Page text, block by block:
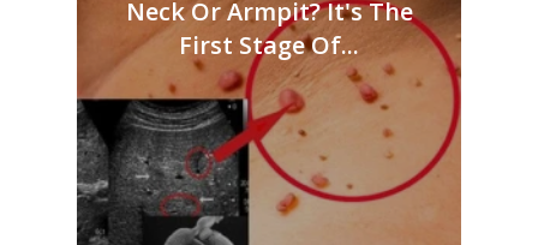
Neck Or Armpit? It's The
First Stage Of...